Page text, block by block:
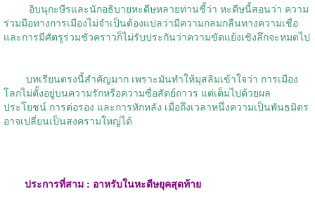
อิบนุกะษีรและนักอธิบายหะดีษหลายท่านชี้ว่า หะดีษนี้สอนว่า ความ
ร่วมมือทางการเมืองไม่จำเป็นต้องแปลว่ามีความกลมกลืนทางความเชื่อ
และการมีศัตรูร่วมชั่วคราวก็ไม่รับประกันว่าความขัดแย้งเชิงลึกจะหมดไป
บทเรียนตรงนี้สำคัญมาก เพราะมันทำให้มุสลิมเข้าใจว่า การเมือง
โลกไม่ตั้งอยู่บนความรักหรือความซื่อสัตย์ถาวร แต่เต็มไปด้วยผล
ประโยชน์ การต่อรอง และการหักหลัง เมื่อถึงเวลาหนึ่งความเป็นพันธมิตร
อาจเปลี่ยนเป็นสงครามใหญ่ได้
ประการที่สาม : อาหรับในหะดีษยุคสุดท้าย